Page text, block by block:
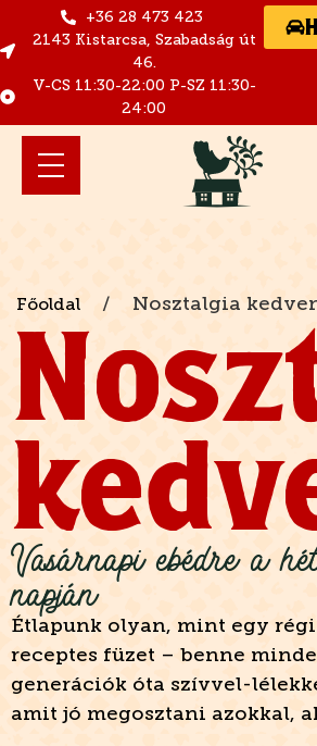
+36 28 473 423
2143 Kistarcsa, Szabadság út
46.
V-CS 11:30-22:00 P-SZ 11:30-
24:00
Főoldal / Nosztalgia
Vasárnapi ebédre a
napján
Étlapunk olyan, mint egy
receptes füzet – benne
generációk óta szívvel-
amit jó megosztani azokkal,